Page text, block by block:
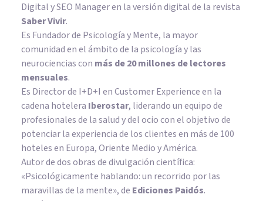
Digital y SEO Manager en la versión digital de la revista
Saber Vivir.
Es Fundador de Psicología y Mente, la mayor
comunidad en el ámbito de la psicología y las
neurociencias con más de 20 millones de lectores
mensuales.
Es Director de I+D+I en Customer Experience en la
cadena hotelera Iberostar, liderando un equipo de
profesionales de la salud y del ocio con el objetivo de
potenciar la experiencia de los clientes en más de 100
hoteles en Europa, Oriente Medio y América.
Autor de dos obras de divulgación científica:
«Psicológicamente hablando: un recorrido por las
maravillas de la mente», de Ediciones Paidós.